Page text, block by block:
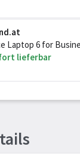
Laptop 6 for
SSD - 34.3 cm
lieferbar